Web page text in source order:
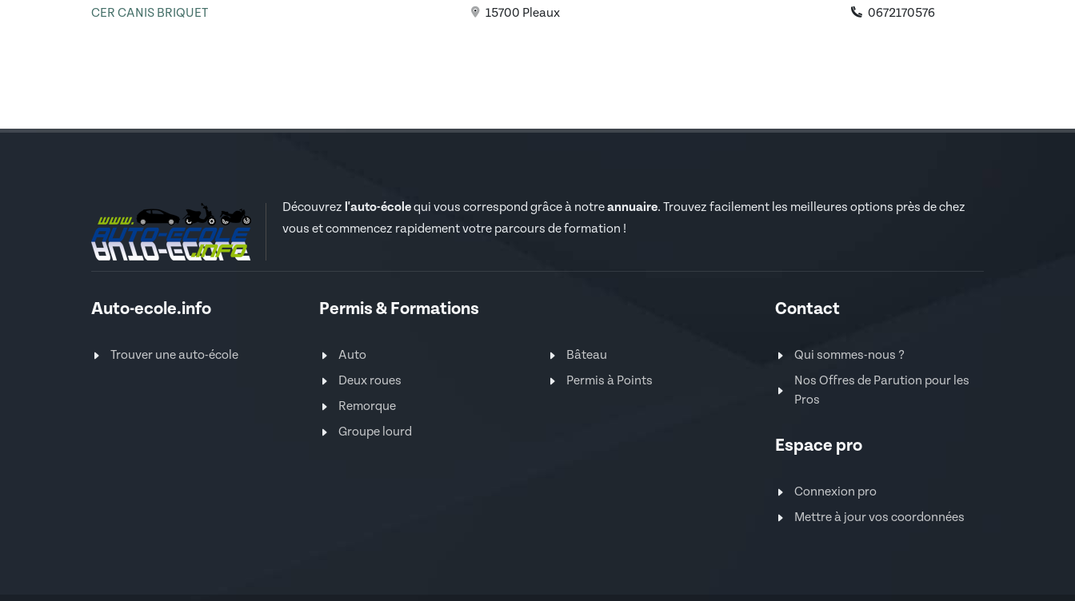
CER CANIS BRIQUET 15700 Pleaux 0672170576
Découvrez l'auto-écolequi vous correspond grâce à notreannuaire. Trouvez facilement les meilleures options près de chez
vous et commencez rapidement votre parcours de formation !
Auto-ecole.info
Trouver une auto-école
Permis & Formations
Auto
Deux roues
Remorque
Groupe lourd
Bâteau
Permis à Points
Contact
Qui sommes-nous ?
Nos Offres de Parution pour les
Pros
Espace pro
Connexion pro
Mettre à jour vos coordonnées